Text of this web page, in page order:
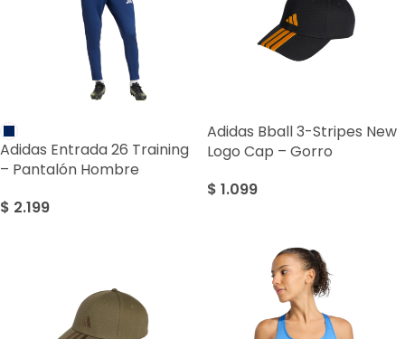
Adidas Entrada 26 Training
– Pantalón Hombre
$ 2.199
Adidas Bball 3-Stripes New
Logo Cap – Gorro
$ 1.099